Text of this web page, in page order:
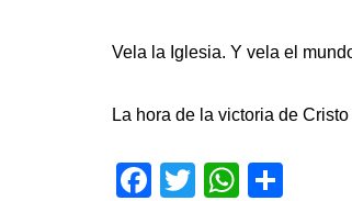
Vela la Iglesia. Y vela el
La hora de la victoria de
F
T
W